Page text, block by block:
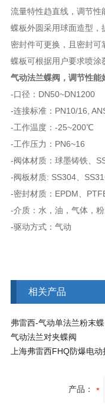
流量特性趋直线，调节
蝶板外圆采用球面造型
密封件可更换，且密封可
蝶板可根据用户要求喷
气动法兰蝶阀 ，调节性能
-口径：DN50~DN1200
-连接标准：PN10/16,
-工作温度：-25~200℃
-工作压力：PN6~16
-阀体材质：球墨铸铁、
-阀板材质: SS304、
-密封材质：EPDM、
-介质：水，油，气体，
-驱动方式：气动
相关产品
弗雷西-气动单法兰粉末
气动法兰对夹蝶阀
产品：